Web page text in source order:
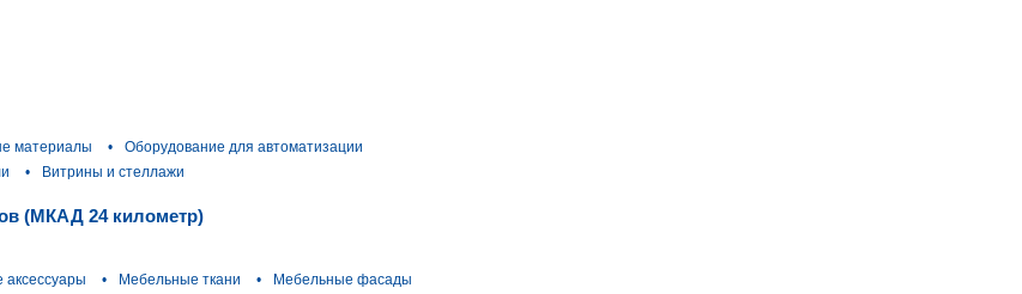
материалы •
Оборудование для автоматизации
• Витрины и стеллажи
(МКАД 24 километр)
• Мебельные ткани •
Мебельные фасады